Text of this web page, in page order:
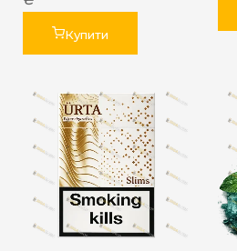
Купити